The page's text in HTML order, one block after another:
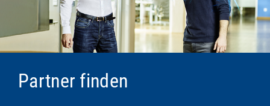
Partner finden